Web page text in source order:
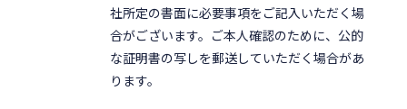
社所定の書面に必要事項をご記入いただく場
合がございます。ご本人確認のために、公的
な証明書の写しを郵送していただく場合があ
ります。